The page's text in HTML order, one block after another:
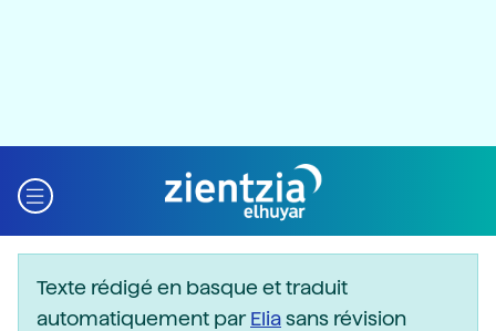
Texte rédigé en basque et traduit
automatiquement parEliasans révision